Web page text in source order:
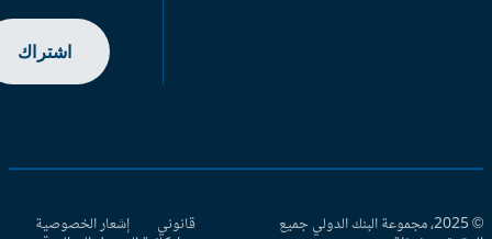
اشتراك
© 2025، مجموعة البنك الدولي جميع قانوني إشعار الخصوصية